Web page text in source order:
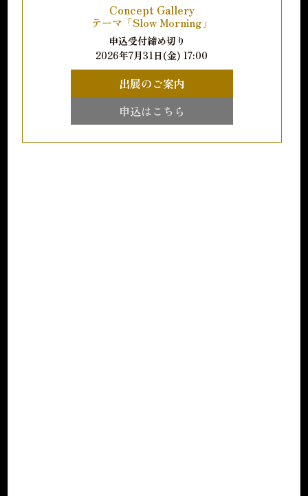
Concept Gallery
テーマ「Slow Morning」
申込受付締め切り
2026年7月31日(金) 17:00
出展のご案内
申込はこちら